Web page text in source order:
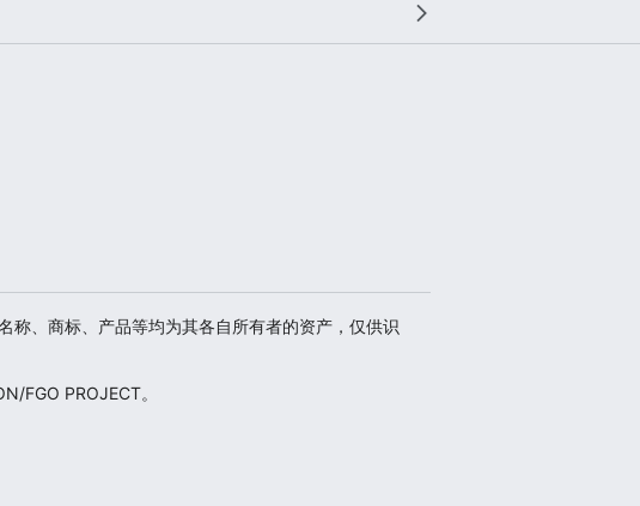
、商标、产品等均为其各自所有者的资产，仅供识
FGO PROJECT。